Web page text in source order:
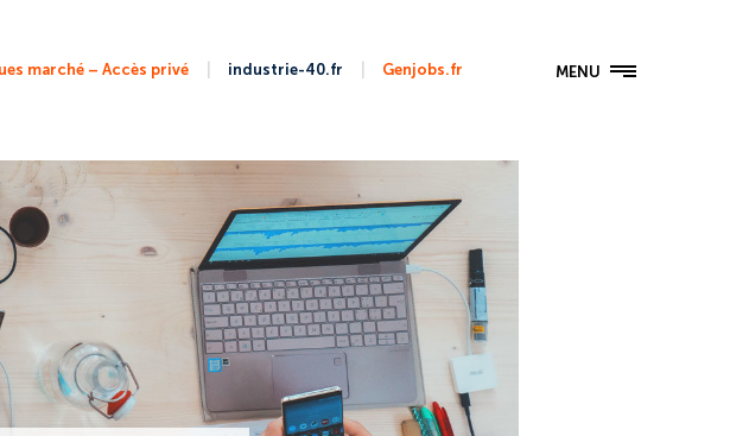
marché – Accès privé industrie-40.fr Genjobs.fr MENU